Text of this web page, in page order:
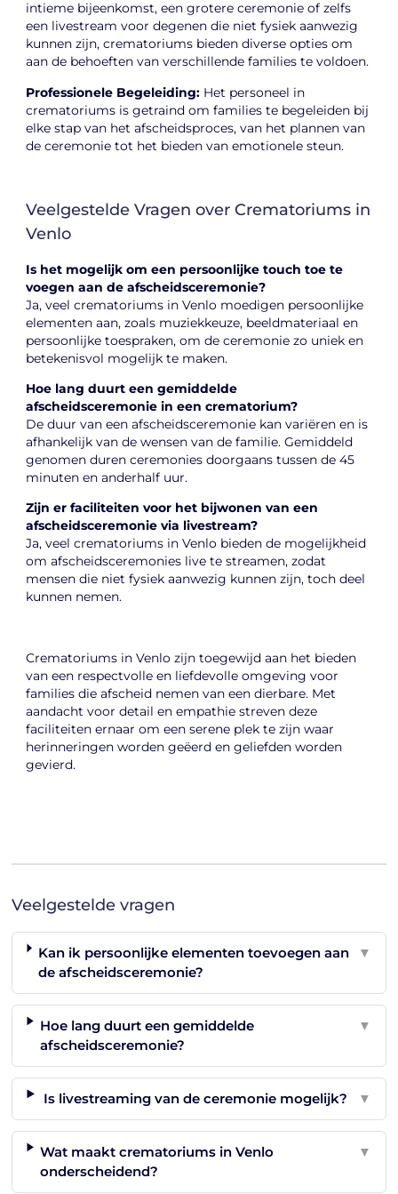
intieme bijeenkomst, een grotere ceremonie of zelfs
een livestream voor degenen die niet fysiek aanwezig
kunnen zijn, crematoriums bieden diverse opties om
aan de behoeften van verschillende families te voldoen.
Professionele Begeleiding: Het personeel in
crematoriums is getraind om families te begeleiden bij
elke stap van het afscheidsproces, van het plannen van
de ceremonie tot het bieden van emotionele steun.
Veelgestelde Vragen over Crematoriums in
Venlo
Is het mogelijk om een persoonlijke touch toe te
voegen aan de afscheidsceremonie?
Ja, veel crematoriums in Venlo moedigen persoonlijke
elementen aan, zoals muziekkeuze, beeldmateriaal en
persoonlijke toespraken, om de ceremonie zo uniek en
betekenisvol mogelijk te maken.
Hoe lang duurt een gemiddelde
afscheidsceremonie in een crematorium?
De duur van een afscheidsceremonie kan variëren en is
afhankelijk van de wensen van de familie. Gemiddeld
genomen duren ceremonies doorgaans tussen de 45
minuten en anderhalf uur.
Zijn er faciliteiten voor het bijwonen van een
afscheidsceremonie via livestream?
Ja, veel crematoriums in Venlo bieden de mogelijkheid
om afscheidsceremonies live te streamen, zodat
mensen die niet fysiek aanwezig kunnen zijn, toch deel
kunnen nemen.
Crematoriums in Venlo zijn toegewijd aan het bieden
van een respectvolle en liefdevolle omgeving voor
families die afscheid nemen van een dierbare. Met
aandacht voor detail en empathie streven deze
faciliteiten ernaar om een serene plek te zijn waar
herinneringen worden geëerd en geliefden worden
gevierd.
Veelgestelde vragen
Kan ik persoonlijke elementen toevoegen aan
de afscheidsceremonie?
▼
Hoe lang duurt een gemiddelde
afscheidsceremonie?
▼
Is livestreaming van de ceremonie mogelijk? ▼
Wat maakt crematoriums in Venlo
onderscheidend?
▼